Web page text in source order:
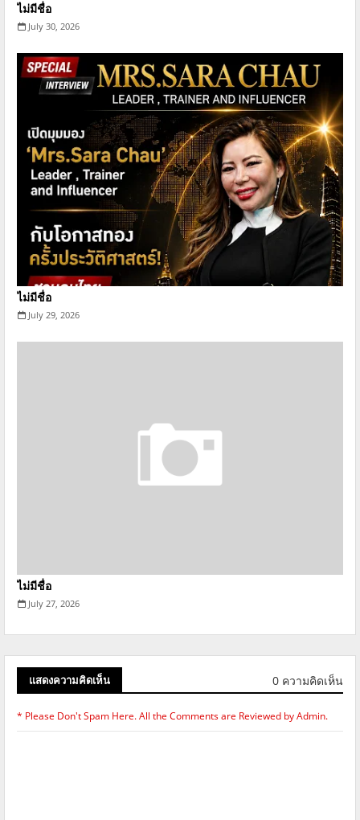
ไม่มีชื่อ
July 30, 2026
ไม่มีชื่อ
July 29, 2026
ไม่มีชื่อ
July 27, 2026
แสดงความคิดเห็น 0 ความคิดเห็น
* Please Don't Spam Here. All the Comments are Reviewed by Admin.